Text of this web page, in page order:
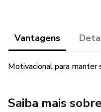
Vantagens
Motivacional para manter
Saiba mais